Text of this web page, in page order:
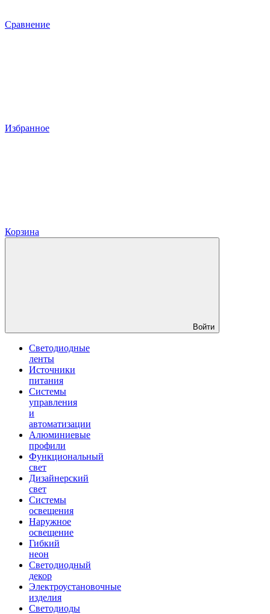
Сравнение
Избранное
Корзина
Войти
Светодиодные
ленты
Источники
питания
Системы
управления
и
автоматизации
Алюминиевые
профили
Функциональный
свет
Дизайнерский
свет
Системы
освещения
Наружное
освещение
Гибкий
неон
Светодиодный
декор
Электроустановочные
изделия
Светодиоды